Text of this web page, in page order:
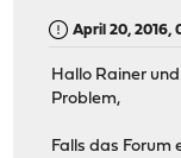
April 20, 2016,
Hallo Rainer
Problem,
Falls das Forum